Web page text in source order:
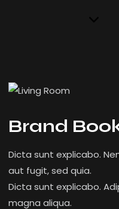
Brand
Dicta sunt explicabo.
aut fugit, sed quia.
Dicta sunt explicabo.
magna aliqua.